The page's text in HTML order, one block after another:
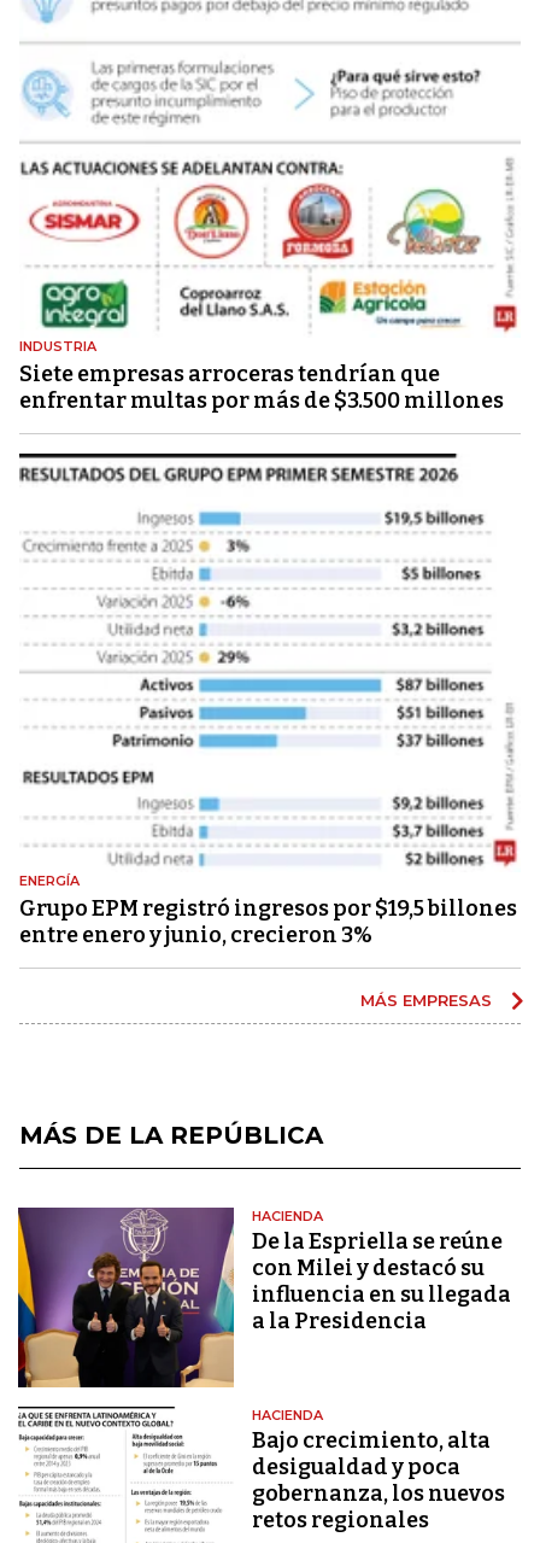
INDUSTRIA
Siete empresas arroceras tendrían que
enfrentar multas por más de $3.500 millones
ENERGÍA
Grupo EPM registró ingresos por $19,5 billones
entre enero y junio, crecieron 3%
MÁS EMPRESAS
MÁS DE LA REPÚBLICA
HACIENDA
De la Espriella se reúne
con Milei y destacó su
influencia en su llegada
a la Presidencia
HACIENDA
Bajo crecimiento, alta
desigualdad y poca
gobernanza, los nuevos
retos regionales